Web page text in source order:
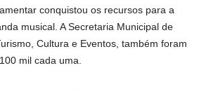
conquistou os recursos para a
musical. A Secretaria Municipal de
Cultura e Eventos, também foram
mil cada uma.